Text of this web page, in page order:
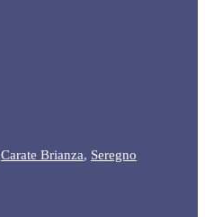
Carate Brianza, Seregno